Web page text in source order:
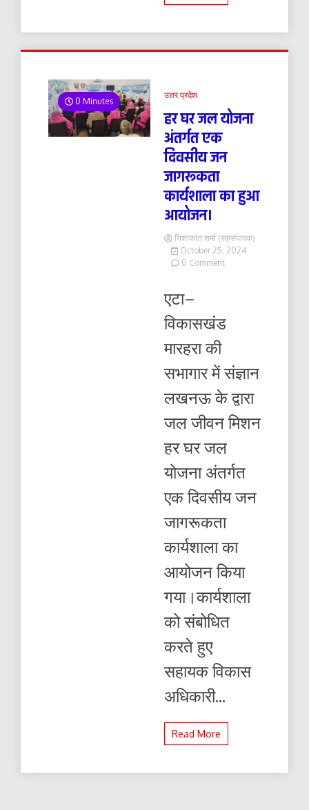
0 Minutes
उत्तर प्रदेश
हर घर जल योजना
अंतर्गत एक
दिवसीय जन
जागरूकता
कार्यशाला का हुआ
आयोजन।
निशाकांत शर्मा (सहसंपादक)
October 25, 2024
0 Commenton
अंतर्गत
जागरूकता
का
आयोजन।
एटा–
विकासखंड
मारहरा की
सभागार में संज्ञान
लखनऊ के द्वारा
जल जीवन मिशन
हर घर जल
योजना अंतर्गत
एक दिवसीय जन
जागरूकता
कार्यशाला का
आयोजन किया
गया।कार्यशाला
को संबोधित
करते हुए
सहायक विकास
अधिकारी...
Read More